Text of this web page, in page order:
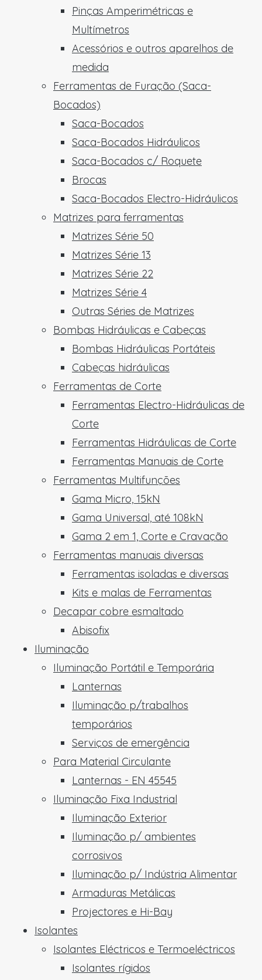
Pinças Amperimétricas e
Multímetros
Acessórios e outros aparelhos de
medida
Ferramentas de Furação (Saca-
Bocados)
Saca-Bocados
Saca-Bocados Hidráulicos
Saca-Bocados c/ Roquete
Brocas
Saca-Bocados Electro-Hidráulicos
Matrizes para ferramentas
Matrizes Série 50
Matrizes Série 13
Matrizes Série 22
Matrizes Série 4
Outras Séries de Matrizes
Bombas Hidráulicas e Cabeças
Bombas Hidráulicas Portáteis
Cabeças hidráulicas
Ferramentas de Corte
Ferramentas Electro-Hidráulicas de
Corte
Ferramentas Hidráulicas de Corte
Ferramentas Manuais de Corte
Ferramentas Multifunções
Gama Micro, 15kN
Gama Universal, até 108kN
Gama 2 em 1, Corte e Cravação
Ferramentas manuais diversas
Ferramentas isoladas e diversas
Kits e malas de Ferramentas
Decapar cobre esmaltado
Abisofix
Iluminação
Iluminação Portátil e Temporária
Lanternas
Iluminação p/trabalhos
temporários
Serviços de emergência
Para Material Circulante
Lanternas - EN 45545
Iluminação Fixa Industrial
Iluminação Exterior
Iluminação p/ ambientes
corrosivos
Iluminação p/ Indústria Alimentar
Armaduras Metálicas
Projectores e Hi-Bay
Isolantes
Isolantes Eléctricos e Termoeléctricos
Isolantes rígidos